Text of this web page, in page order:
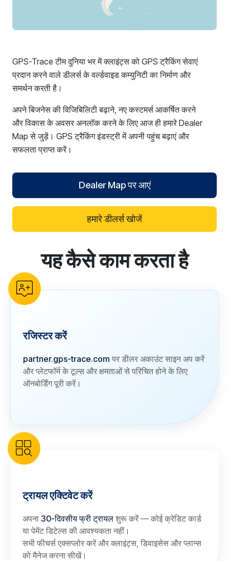
GPS-Trace टीम दुनिया भर में क्लाइंट्स को GPS ट्रैकिंग सेवाएं
प्रदान करने वाले डीलर्स के वर्ल्डवाइड कम्युनिटी का निर्माण और
समर्थन करती है।
अपने बिजनेस की विजिबिलिटी बढ़ाने, नए कस्टमर्स आकर्षित करने
और विकास के अवसर अनलॉक करने के लिए आज ही हमारे Dealer
Map से जुड़ें। GPS ट्रैकिंग इंडस्ट्री में अपनी पहुंच बढ़ाएं और
सफलता प्राप्त करें।
Dealer Map पर आएं
हमारे डीलर्स खोजें
reCAPTCHA verification
यह कैसे काम करता है
रजिस्टर करें
partner.gps-trace.com पर डीलर अकाउंट साइन अप करें
और प्लेटफॉर्म के टूल्स और क्षमताओं से परिचित होने के लिए
ऑनबोर्डिंग पूरी करें।
ट्रायल एक्टिवेट करें
अपना 30-दिवसीय फ्री ट्रायल शुरू करें — कोई क्रेडिट कार्ड
या पेमेंट डिटेल्स की आवश्यकता नहीं।
सभी फीचर्स एक्सप्लोर करें और क्लाइंट्स, डिवाइसेस और प्लान्स
को मैनेज करना सीखें।